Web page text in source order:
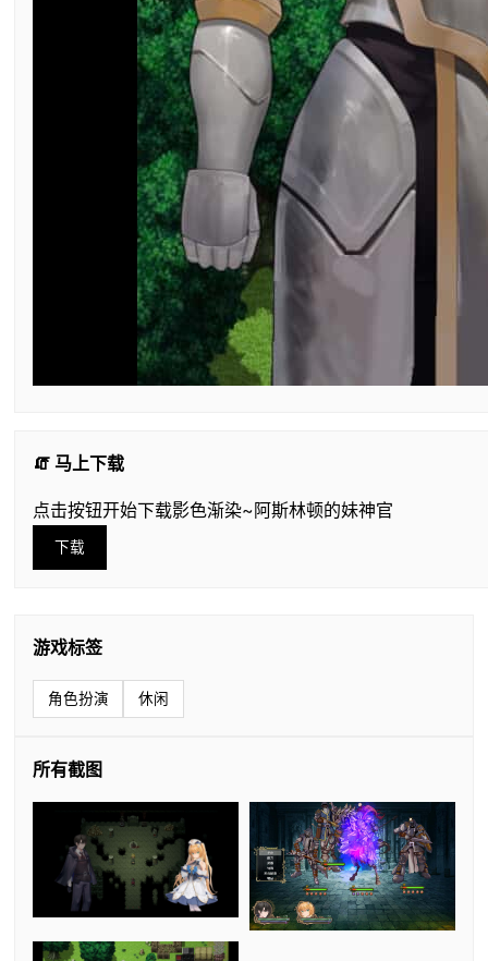
🧯 马上下载
点击按钮开始下载影色渐染~阿斯林顿的妹神官
下载
游戏标签
角色扮演 休闲
所有截图